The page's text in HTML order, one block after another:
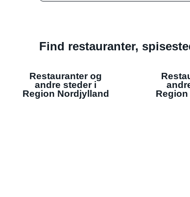
Find restauranter,
Restauranter og
andre steder i
Region Nordjylland